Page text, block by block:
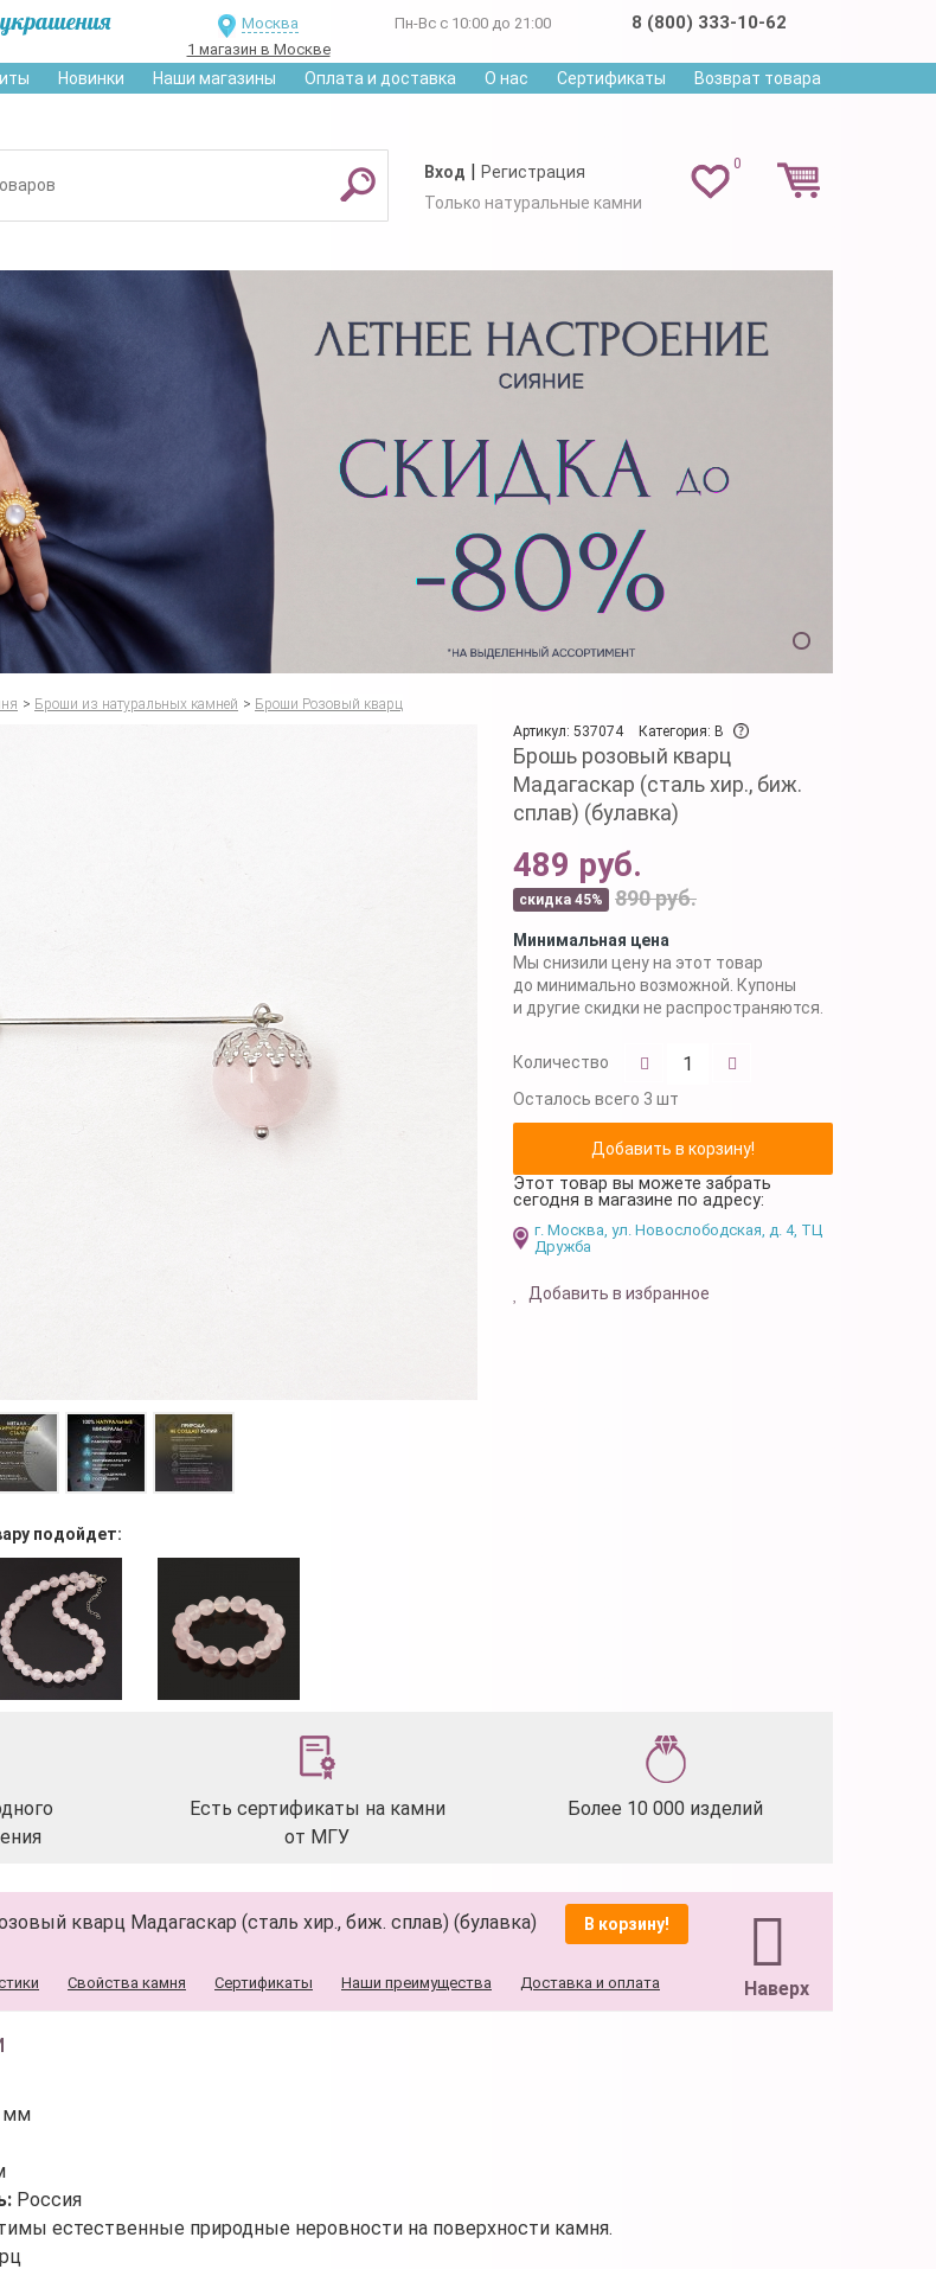
Москва
1 магазин в Москве
Пн-Вс с 10:00 до 21:00 8 (800) 333-10-62
Новинки Наши магазины Оплата и доставка О нас Сертификаты Возврат товара
0
Вход | Регистрация
Только натуральные камни
> Броши из натуральных камней > Броши Розовый кварц
Артикул: 537074
Категория: B
Брошь розовый кварц
Мадагаскар (сталь хир., биж.
сплав) (булавка)
489 руб.
скидка 45% 890 руб.
Минимальная цена
Мы снизили цену на этот товар
до минимально возможной. Купоны
и другие скидки не распространяются.
Количество
Осталось всего 3 шт
Этот товар вы можете забрать
сегодня в магазине по адресу:
г. Москва, ул. Новослободская, д. 4, ТЦ
Дружба
Добавить в избранное
подойдет:
Есть сертификаты на камни
от МГУ
Более 10 000 изделий
кварц Мадагаскар (сталь хир., биж. сплав) (булавка) В корзину!
Наверх
Свойства камня Сертификаты Наши преимущества Доставка и оплата
мм
Россия
естественные природные неровности на поверхности камня.